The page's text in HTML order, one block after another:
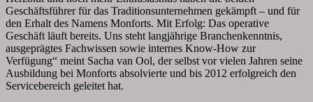
Geschäftsführer für das Traditionsunternehmen gekämpft – und für
den Erhalt des Namens Monforts. Mit Erfolg: Das operative
Geschäft läuft bereits. Uns steht langjährige Branchenkenntnis,
ausgeprägtes Fachwissen sowie internes Know-How zur
Verfügung“ meint Sacha van Ool, der selbst vor vielen Jahren seine
Ausbildung bei Monforts absolvierte und bis 2012 erfolgreich den
Servicebereich geleitet hat.